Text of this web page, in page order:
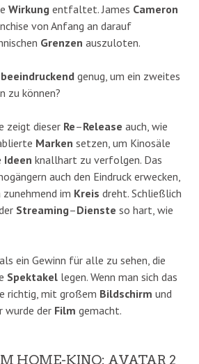
Wirkung entfaltet. James Cameron
von Anfang an darauf
Grenzen auszuloten.
beeindruckend genug, um ein zweites
zu können?
zeigt dieser Re–Release auch, wie
Marken setzen, um Kinosäle
Ideen knallhart zu verfolgen. Das
auch den Eindruck erwecken,
zunehmend im Kreis dreht. Schließlich
Streaming–Dienste so hart, wie
ein Gewinn für alle zu sehen, die
Spektakel legen. Wenn man sich das
richtig, mit großem Bildschirm und
wurde der Film gemacht.
HOME-KINO: AVATAR 2